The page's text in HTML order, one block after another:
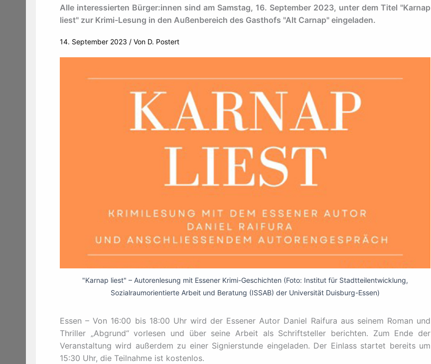
Alle interessierten Bürger:innen sind am Samstag, 16. September 2023, unter dem Titel "Karnap
liest" zur Krimi-Lesung in den Außenbereich des Gasthofs "Alt Carnap" eingeladen.
14. September 2023 / Von D. Postert
"Karnap liest" – Autorenlesung mit Essener Krimi-Geschichten (Foto: Institut für Stadtteilentwicklung,
Sozialraumorientierte Arbeit und Beratung (ISSAB) der Universität Duisburg-Essen)
Essen – Von 16:00 bis 18:00 Uhr wird der Essener Autor Daniel Raifura aus seinem Roman und
Thriller „Abgrund“ vorlesen und über seine Arbeit als Schriftsteller berichten. Zum Ende der
Veranstaltung wird außerdem zu einer Signierstunde eingeladen. Der Einlass startet bereits um
15:30 Uhr, die Teilnahme ist kostenlos.